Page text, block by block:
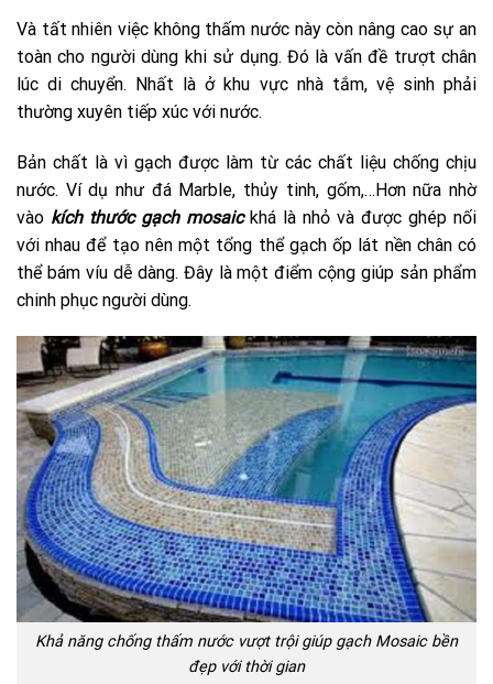
Và tất nhiên việc không thấm nước này còn nâng cao sự an
toàn cho người dùng khi sử dụng. Đó là vấn đề trượt chân
lúc di chuyển. Nhất là ở khu vực nhà tắm, vệ sinh phải
thường xuyên tiếp xúc với nước.
Bản chất là vì gạch được làm từ các chất liệu chống chịu
nước. Ví dụ như đá Marble, thủy tinh, gốm,…Hơn nữa nhờ
vào kích thước gạch mosaickhá là nhỏ và được ghép nối
với nhau để tạo nên một tổng thể gạch ốp lát nền chân có
thể bám víu dễ dàng. Đây là một điểm cộng giúp sản phẩm
chinh phục người dùng.
Khả năng chống thấm nước vượt trội giúp gạch Mosaic bền
đẹp với thời gian